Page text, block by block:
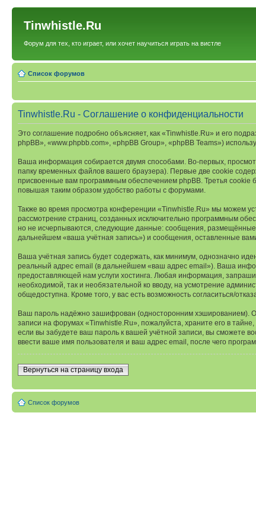
Tinwhistle.Ru
Форум для тех, кто играет, или хочет научиться играть на вистле
Список форумов
Tinwhistle.Ru - Соглашение о конфиденциальности
Это соглашение подробно объясняет, как «Tinwhistle.Ru» и его
phpBB», «www.phpbb.com», «phpBB Group», «phpBB Teams»)
Ваша информация собирается двумя способами. Во-первых,
папку временных файлов вашего браузера). Первые две cookie
присвоенные вам программным обеспечением phpBB. Третья cookie
повышая таким образом удобство работы с форумами.
Также во время просмотра конференции «Tinwhistle.Ru» мы можем
рассмотрение страниц, созданных исключительно программным
но не исчерпываются, следующие данные: сообщения,
дальнейшем «ваша учётная запись») и сообщения, оставленные
Ваша учётная запись будет содержать, как минимум, однозначно
реальный адрес email (в дальнейшем «ваш адрес email»). Ваша
предоставляющей нам услуги хостинга. Любая информация,
необходимой, так и необязательной ко вводу, на усмотрение
общедоступна. Кроме того, у вас есть возможность согласиться/
Ваш пароль надёжно зашифрован (односторонним хэшированием).
записи на форумах «Tinwhistle.Ru», пожалуйста, храните его в
если вы забудете ваш пароль к вашей учётной записи, вы сможете
ввести ваше имя пользователя и ваш адрес email, после чего
Вернуться на страницу входа
Список форумов